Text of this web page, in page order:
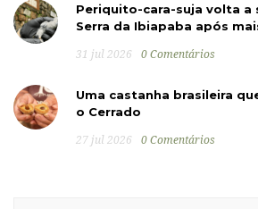
Periquito-cara-suja volta a
Serra da Ibiapaba após
31 jul 2026 0 Comentários
Uma castanha brasileira
o Cerrado
27 jul 2026 0 Comentários